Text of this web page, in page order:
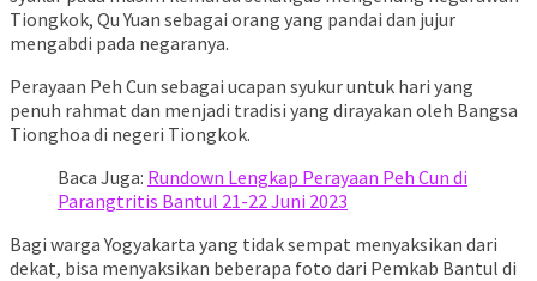
Tiongkok, Qu Yuan sebagai orang yang pandai dan jujur
mengabdi pada negaranya.
Perayaan Peh Cun sebagai ucapan syukur untuk hari yang
penuh rahmat dan menjadi tradisi yang dirayakan oleh Bangsa
Tionghoa di negeri Tiongkok.
Baca Juga: Rundown Lengkap Perayaan Peh Cun di
Parangtritis Bantul 21-22 Juni 2023
Bagi warga Yogyakarta yang tidak sempat menyaksikan dari
dekat, bisa menyaksikan beberapa foto dari Pemkab Bantul di